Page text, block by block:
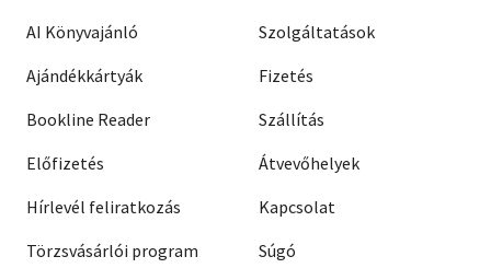
AI Könyvajánló
Ajándékkártyák
Bookline Reader
Előfizetés
Hírlevél feliratkozás
Törzsvásárlói program
Szolgáltatások
Fizetés
Szállítás
Átvevőhelyek
Kapcsolat
Súgó